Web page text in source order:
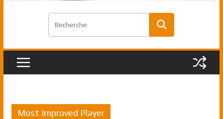
match à plus de 40 points en NBA, le
canadien transcendant face aux Spurs
Pau Gasol dans l’histoire en 2002 :
premier européen sacré Rookie de
Most Improved Player